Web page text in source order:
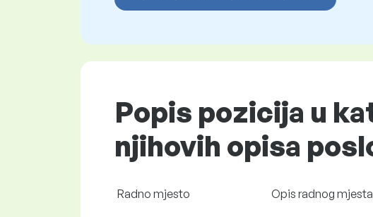
Popis pozicija u
njihovih opisa
Radno mjesto Opis radnog mjesta